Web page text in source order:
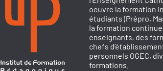
oeuvre la formation
étudiants (Prépro,
la formation
enseignants, des
chefs
personnels OGEC,
formations.